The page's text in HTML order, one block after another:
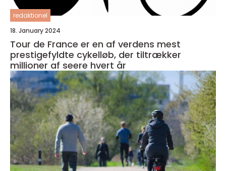
redaktionel
18. January 2024
Tour de France er en af verdens mest
prestigefyldte cykelløb, der tiltrækker
millioner af seere hvert år